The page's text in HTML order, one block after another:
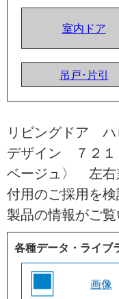
室内ドア
吊戸･片引
リビングドア
デザイン ７２
ベージュ〉 左
付用のご採用を
製品の情報がご
各種データ・ライブ
画像